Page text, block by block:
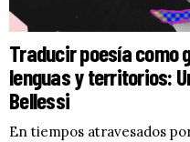
Traducir poesía como
lenguas y territorios:
Bellessi
En tiempos atravesados